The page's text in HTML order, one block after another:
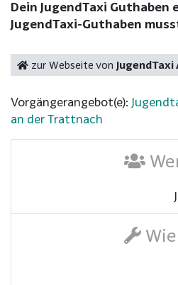
Dein JugendTaxi
JugendTaxi-Guthaben
zur Webseite von
Vorgängerangebot(e):
an der Trattnach